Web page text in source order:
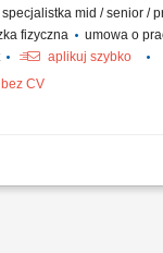
mid / senior /
fizyczna
umowa o
aplikuj szybko
CV
Weryfikacja